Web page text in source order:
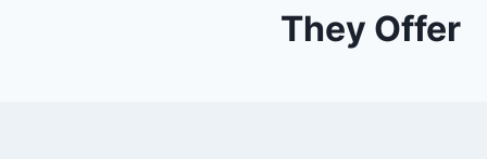
They Offer